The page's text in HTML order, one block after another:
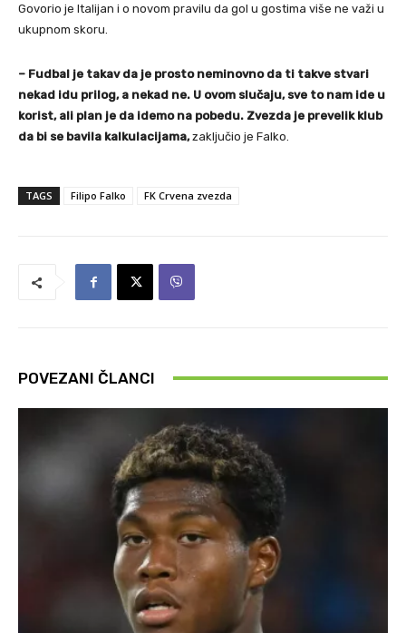
Govorio je Italijan i o novom pravilu da gol u gostima više ne važi u
ukupnom skoru.
– Fudbal je takav da je prosto neminovno da ti takve stvari
nekad idu prilog, a nekad ne. U ovom slučaju, sve to nam ide u
korist, ali plan je da idemo na pobedu. Zvezda je prevelik klub
da bi se bavila kalkulacijama,zaključio je Falko.
TAGS Filipo Falko FK Crvena zvezda
POVEZANI ČLANCI